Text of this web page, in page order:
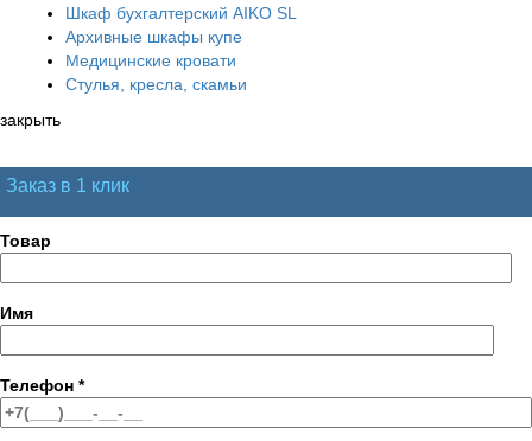
Шкаф бухгалтерский AIKO SL
Архивные шкафы купе
Медицинские кровати
Стулья, кресла, скамьи
закрыть
Заказ в 1 клик
Товар
Имя
Телефон *